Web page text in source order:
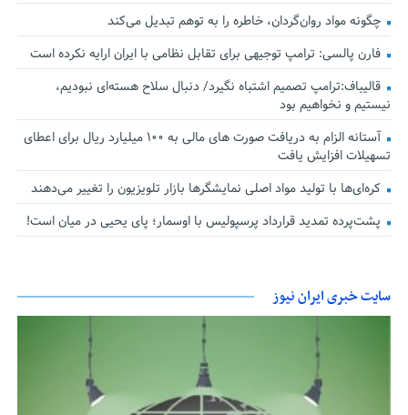
چگونه مواد روان‌گردان، خاطره را به توهم تبدیل می‌کند
فارن پالسی: ترامپ توجیهی برای تقابل نظامی با ایران ارایه نکرده است
قالیباف:ترامپ تصمیم اشتباه نگیرد/ دنبال سلاح هسته‌ای نبودیم،
نیستیم و نخواهیم بود
آستانه الزام به دریافت صورت های مالی به ۱۰۰ میلیارد ریال برای اعطای
تسهیلات افزایش یافت
کره‌ای‌ها با تولید مواد اصلی نمایشگرها بازار تلویزیون را تغییر می‌دهند
پشت‌پرده تمدید قرارداد پرسپولیس با اوسمار؛ پای یحیی در میان است!
سایت خبری ایران نیوز